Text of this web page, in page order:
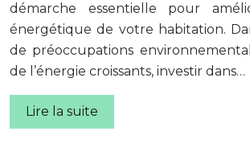
démarche essentielle pour
énergétique de votre habitation.
de préoccupations
de l’énergie croissants, investir dans…
Lire la suite